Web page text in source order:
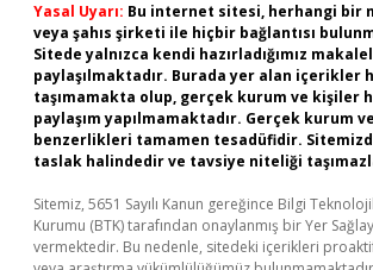
Yasal Uyarı: Bu internet sitesi, herhangi bir
veya şahıs şirketi ile hiçbir bağlantısı
Sitede yalnızca kendi hazırladığımız
paylaşılmaktadır. Burada yer alan içerikler
taşımamakta olup, gerçek kurum ve kişiler
paylaşım yapılmamaktadır. Gerçek kurum
benzerlikleri tamamen tesadüfidir.
taslak halindedir ve tavsiye niteliği
Sitemiz, 5651 Sayılı Kanun gereğince Bilgi
Kurumu (BTK) tarafından onaylanmış bir Yer
vermektedir. Bu nedenle, sitedeki içerikleri